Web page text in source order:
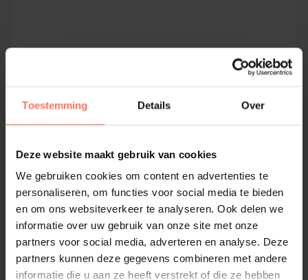
Toestemming Details Over
Deze website maakt gebruik van cookies
We gebruiken cookies om content en advertenties te
personaliseren, om functies voor social media te bieden
en om ons websiteverkeer te analyseren. Ook delen we
informatie over uw gebruik van onze site met onze
partners voor social media, adverteren en analyse. Deze
partners kunnen deze gegevens combineren met andere
informatie die u aan ze heeft verstrekt of die ze hebben
* Bei nicht rechtzeitiger und/oder fehlender Stornierung oder bei
stellen wir Stornierungskosten in Rechnung, wie in den
Allgemeinen Geschäftsbedingungen von Paintball Twente /
Starworld beschrieben.
Anfrage absenden